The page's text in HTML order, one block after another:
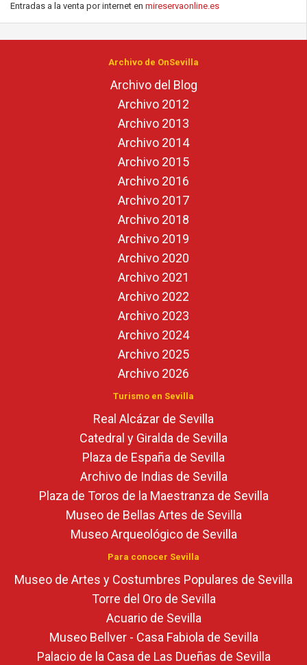
Entradas a la venta por internet en mireservaonline.es
Archivo de OnSevilla
Archivo del Blog
Archivo 2012
Archivo 2013
Archivo 2014
Archivo 2015
Archivo 2016
Archivo 2017
Archivo 2018
Archivo 2019
Archivo 2020
Archivo 2021
Archivo 2022
Archivo 2023
Archivo 2024
Archivo 2025
Archivo 2026
Turismo en Sevilla
Real Alcázar de Sevilla
Catedral y Giralda de Sevilla
Plaza de España de Sevilla
Archivo de Indias de Sevilla
Plaza de Toros de la Maestranza de Sevilla
Museo de Bellas Artes de Sevilla
Museo Arqueológico de Sevilla
Para conocer Sevilla
Museo de Artes y Costumbres Populares de Sevilla
Torre del Oro de Sevilla
Acuario de Sevilla
Museo Bellver - Casa Fabiola de Sevilla
Palacio de la Casa de Las Dueñas de Sevilla